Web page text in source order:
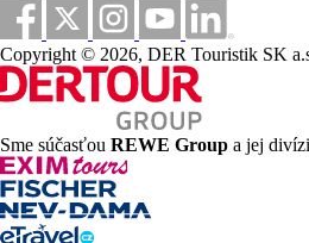
0 m
Vzdialenosť k pláži
Vzdialenosť od najbližšieho letiska
4 km
Centrum mesta
Copyright © 2026, DER Touristik SK
Sme súčasťou REWE Group a jej